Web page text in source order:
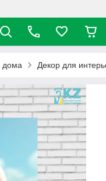
дома Декор для